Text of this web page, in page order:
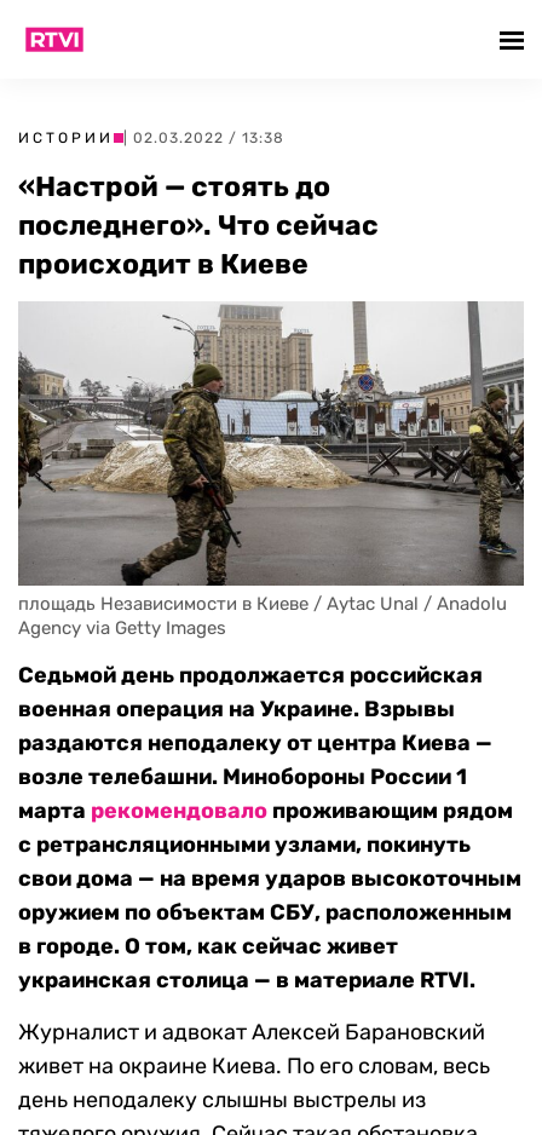
ИСТОРИИ | 02.03.2022 / 13:38
«Настрой — стоять до
последнего». Что сейчас
происходит в Киеве
площадь Независимости в Киеве / Aytac Unal / Anadolu
Agency via Getty Images
Седьмой день продолжается российская
военная операция на Украине. Взрывы
раздаются неподалеку от центра Киева —
возле телебашни. Минобороны России 1
марта рекомендовало проживающим рядом
с ретрансляционными узлами, покинуть
свои дома — на время ударов высокоточным
оружием по объектам СБУ, расположенным
в городе. О том, как сейчас живет
украинская столица — в материале RTVI.
Журналист и адвокат Алексей Барановский
живет на окраине Киева. По его словам, весь
день неподалеку слышны выстрелы из